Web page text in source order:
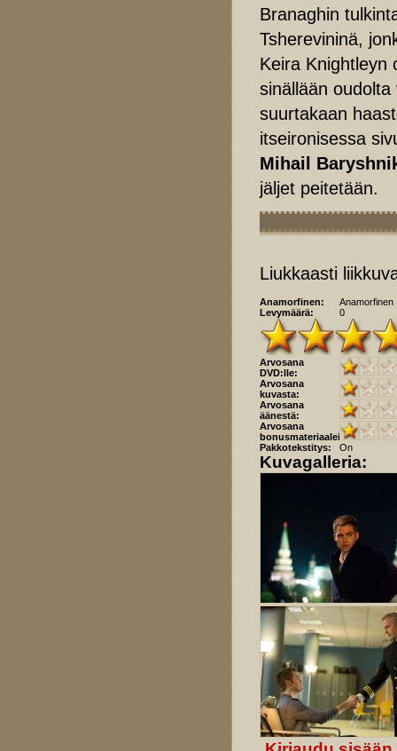
Branaghin
Tsherevininä,
Keira Knightleyn
sinällään
suurtakaan
itseironisessa
Mihail
jäljet peitetään.
Liukkaasti
Anamorfinen:
Anamorfinen
Levymäärä:
0
Arvosana
DVD:lle:
Arvosana
kuvasta:
Arvosana
äänestä:
Arvosana
bonusmateriaaleista:
Pakkotekstitys:
On
Kuvagalleria: